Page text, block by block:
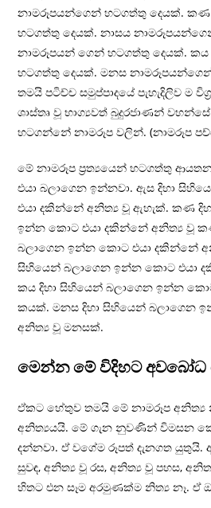
නාමරූපයන්ගෙන් හටගත්තු දෙයක්.
හටගත්තු දෙයක්. නාසය
නාමරූපයන් ගෙන් හටගත්තු දෙයක්.
හටගත්තු දෙයක්. මනස
තමයි පටිච්ච සමුප්පාදයේ පැහැදිලිව ම
ශාස්තෘ වූ භාග්‍යවත් බුදුරජාණන්
හටගන්නේ නාමරූප වලින්. (නාමරූප
මේ නාමරූප ප‍්‍රත්‍යයෙන් හටගත්තු
එයා බලාගෙන ඉන්නවා. ඇස දිහා
එයා දකින්නේ අනිත්‍ය වූ ඇහැක්. කණ
ඉන්න කොට එයා දකින්නේ අනිත්‍ය වූ
බලාගෙන ඉන්න කොට එයා දකින්නේ
සිහියෙන් බලාගෙන ඉන්න කොට එයා
කය දිහා සිහියෙන් බලාගෙන ඉන්න
කයක්. මනස දිහා සිහියෙන් බලාගෙන
අනිත්‍ය වූ මනසක්.
මෙන්න මේ විදිහට
ඒකට හේතුව තමයි මේ නාමරූප
අනිත්‍යයයි. මේ ගැන නුවණින් විමසන
දන්නවා. ඒ වගේම රූපත් දැනගත යුතුයි.
සුවඳ, අනිත්‍ය වූ රස, අනිත්‍ය වූ පහස,
හිතට එන සෑම අරමුණක්ම නිත්‍ය නෑ. ඒ